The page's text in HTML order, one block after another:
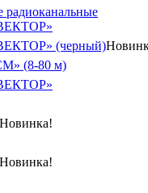
радиоканальные
(черный)
(8-80 м)
Новинка!
Новинка!